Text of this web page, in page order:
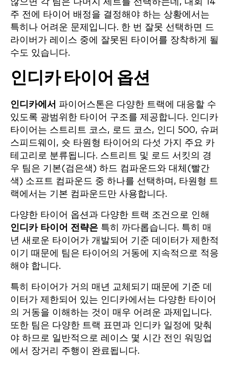
주 전에 타이어 배정을 결정해야 하는 상황에서는
특히나 어려운 문제입니다. 한 번 잘못 선택하면 드
라이버가 레이스 중에 잘못된 타이어를 장착하게 될
수도 있습니다.
인디카 타이어 옵션
인디카에서 파이어스톤은 다양한 트랙에 대응할 수
있도록 광범위한 타이어 구조를 제공합니다. 인디카
타이어는 스트리트 코스, 로드 코스, 인디 500, 슈퍼
스피드웨이, 숏 타원형 타이어의 다섯 가지 주요 카
테고리로 분류됩니다. 스트리트 및 로드 서킷의 경
우 팀은 기본(검은색) 하드 컴파운드와 대체(빨간
색) 소프트 컴파운드 중 하나를 선택하며, 타원형 트
랙에서는 기본 컴파운드만 사용합니다.
다양한 타이어 옵션과 다양한 트랙 조건으로 인해
인디카 타이어 전략은 특히 까다롭습니다. 특히 매
년 새로운 타이어가 개발되어 기준 데이터가 제한적
이기 때문에 팀은 타이어의 거동에 지속적으로 적응
해야 합니다.
특히 타이어가 거의 매년 교체되기 때문에 기준 데
이터가 제한되어 있는 인디카에서는 다양한 타이어
의 거동을 이해하는 것이 매우 어려운 과제입니다.
또한 팀은 다양한 트랙 표면과 인디카 일정에 맞춰
야 하므로 일반적으로 레이스 몇 시간 전인 워밍업
에서 장거리 주행이 완료됩니다.